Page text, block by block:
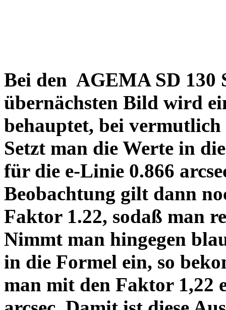
Bei den AGEMA SD 130
übernächsten Bild wird
behauptet, bei vermutlich
Setzt man die Werte in
für die e-Linie 0.866
Beobachtung gilt dann
Faktor 1.22, sodaß man
Nimmt man hingegen
in die Formel ein, so
man mit den Faktor 1,22